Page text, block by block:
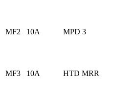
MF2 10A MPD 3
MF3 10A HTD MRR